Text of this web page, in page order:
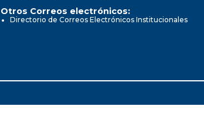
Otros Correos electrónicos:
Directorio de Correos Electrónicos Institucionales